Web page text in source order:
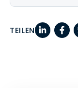
TEILEN